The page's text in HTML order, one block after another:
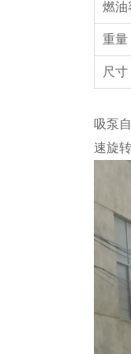
燃
重
尺寸
吸泵
速旋